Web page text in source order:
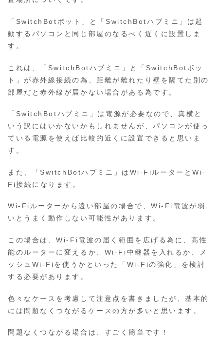
「SwitchBotボット」と「SwitchBotハブミニ」は起
動するパソコンと同じ部屋のなるべく近くに設置しま
す。
これは、「SwitchBotハブミニ」と「SwitchBotボッ
ト」が赤外線接続の為、距離が離れたり壁を隔てた別の
部屋だと赤外線が届かない場合がある為です。
「SwitchBotハブミニ」は電源が必要なので、真横と
いう訳にはいかないかもしれませんが、パソコンが使っ
ている電源を使えば比較的近くに設置できると思いま
す。
また、「SwitchBotハブミニ」はWi-FiルーターとWi-
Fi接続になります。
Wi-Fiルーターから遠い部屋の場合で、Wi-Fi電波が弱
いとうまく動作しない可能性があります。
この場合は、Wi-Fi電波の届く範囲を広げる為に、高性
能のルーターに変えるか、Wi-Fi中継器を入れるか、メ
ッシュWi-Fiを使うかといった「Wi-Fiの強化」を検討
する必要があります。
色々なケースを考慮して注意点を書きましたが、基本的
には問題なくつながるケースの方が多いと思います。
問題なくつながる場合は、すごく簡単です！